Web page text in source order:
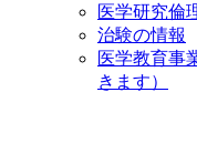
医学研究倫
治験の情報
医学教育事
きます）